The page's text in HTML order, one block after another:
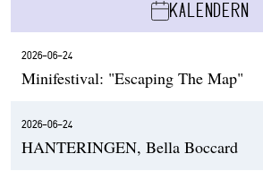
KALENDERN
2026-06-24
Minifestival: "Escaping The Map"
2026-06-24
HANTERINGEN, Bella Boccard